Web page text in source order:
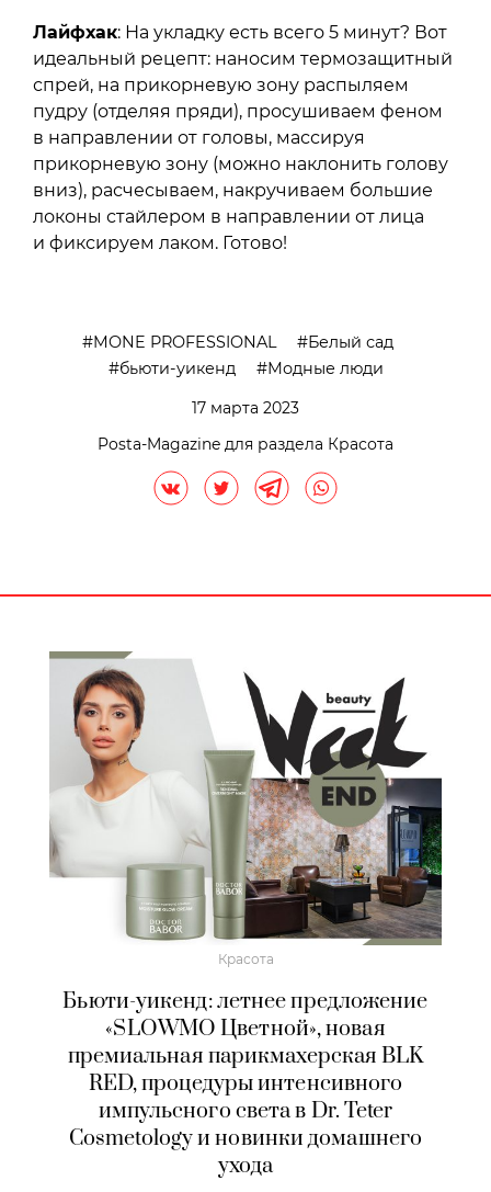
Лайфхак: На укладку есть всего 5 минут? Вот
идеальный рецепт: наносим термозащитный
спрей, на прикорневую зону распыляем
пудру (отделяя пряди), просушиваем феном
в направлении от головы, массируя
прикорневую зону (можно наклонить голову
вниз), расчесываем, накручиваем большие
локоны стайлером в направлении от лица
и фиксируем лаком. Готово!
MONE PROFESSIONAL
Белый сад
бьюти-уикенд
Модные люди
17 марта 2023
Posta-Magazine для раздела Красота
Красота
Бьюти-уикенд: летнее предложение
«SLOWMO Цветной», новая
премиальная парикмахерская BLK
RED, процедуры интенсивного
импульсного света в Dr. Teter
Cosmetology и новинки домашнего
ухода